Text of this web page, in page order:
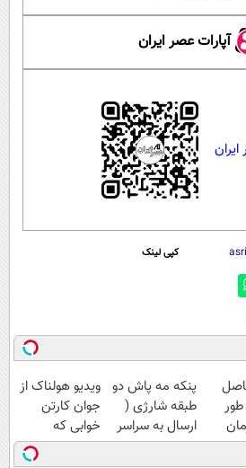
آپارات عصر ایران
کپی لینک
پنکه مه پاش دو
طبقه شارژی (
ارسال به سراسر
کشور)
ویدیو هولناک از
جوان کارتن
خوابی که
میلیاردر شد.